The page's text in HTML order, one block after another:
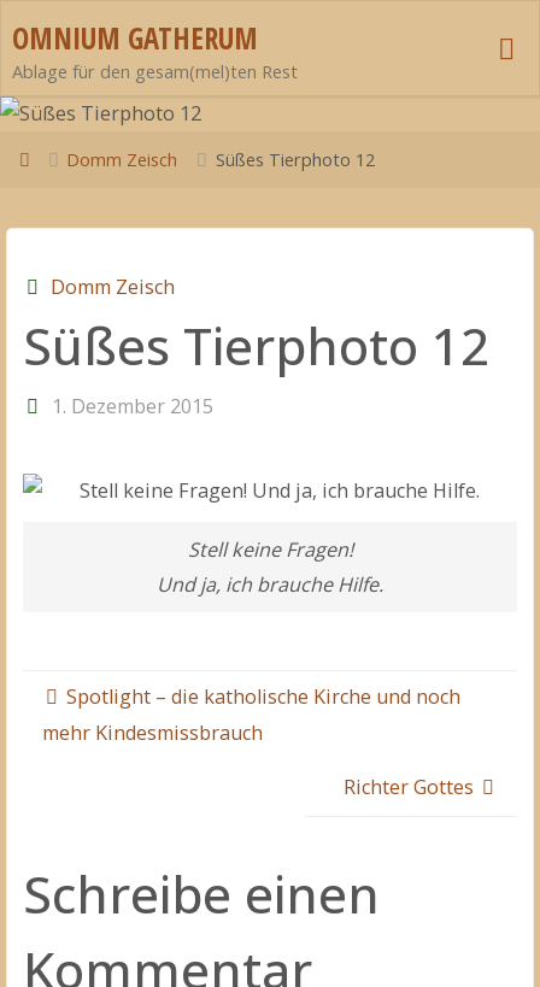
Inhalt
springen
OMNIUM GATHERUM
Ablage für den gesam(mel)ten Rest
StartDomm Zeisch Süßes Tierphoto 12
Domm Zeisch
Süßes Tierphoto 12
1. Dezember 2015
Stell keine Fragen!
Und ja, ich brauche Hilfe.
Spotlight – die katholische Kirche und noch
mehr Kindesmissbrauch
Richter Gottes
Schreibe einen
Kommentar